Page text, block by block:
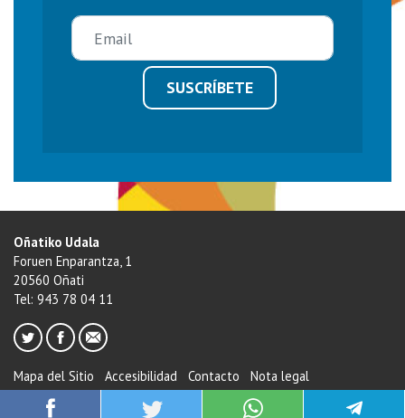
SUSCRÍBETE
Oñatiko Udala
Foruen Enparantza, 1
20560 Oñati
Tel: 943 78 04 11
Mapa del Sitio Accesibilidad Contacto
Nota legal
Política de cookies
Canal de Protección del Informante